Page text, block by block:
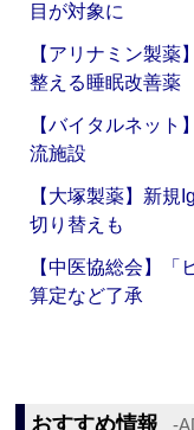
目が対象に
【アリナミン製薬
整える睡眠改善薬
【バイタルネット
流施設
【大塚製薬】新規
切り替えも
【中医協総会】「
算定など了承
おすすめ情報